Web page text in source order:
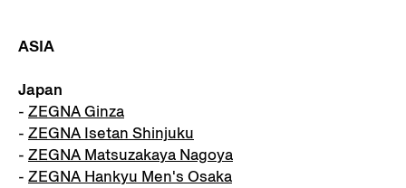
ASIA
Japan
- ZEGNA Ginza
- ZEGNA Isetan Shinjuku
- ZEGNA Matsuzakaya Nagoya
- ZEGNA Hankyu Men's Osaka